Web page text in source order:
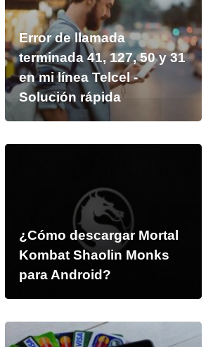
Error de llamada
terminada 41, 127, 50 y 31
en mi línea Telcel -
Solución rápida
¿Cómo descargar Mortal
Kombat Shaolin Monks
para Android?